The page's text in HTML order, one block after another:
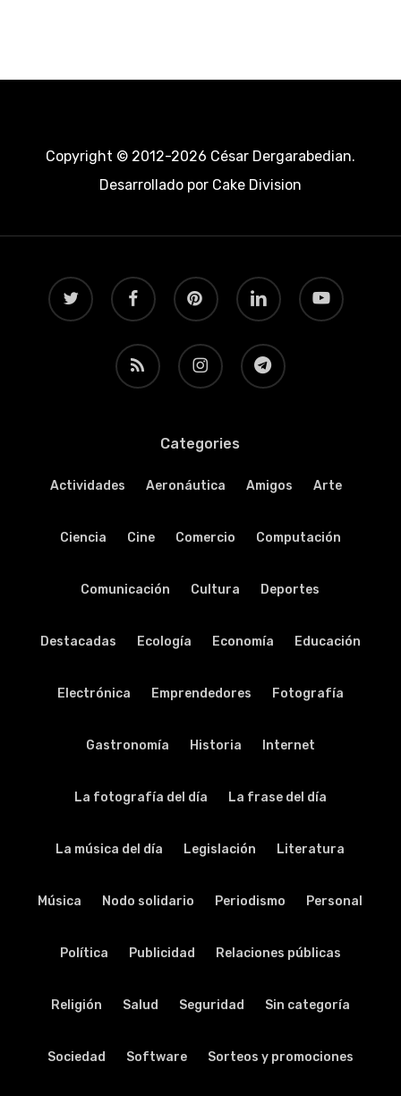
Copyright © 2012-2026 César Dergarabedian.
Desarrollado porCake Division
twitter facebook pinterest linkedin youtube
RSS instagram telegram
Categories
Actividades Aeronáutica Amigos Arte
Ciencia Cine Comercio Computación
Comunicación Cultura Deportes
Destacadas Ecología Economía Educación
Electrónica Emprendedores Fotografía
Gastronomía Historia Internet
La fotografía del día La frase del día
La música del día Legislación Literatura
Música Nodo solidario Periodismo Personal
Política Publicidad Relaciones públicas
Religión Salud Seguridad Sin categoría
Sociedad Software Sorteos y promociones